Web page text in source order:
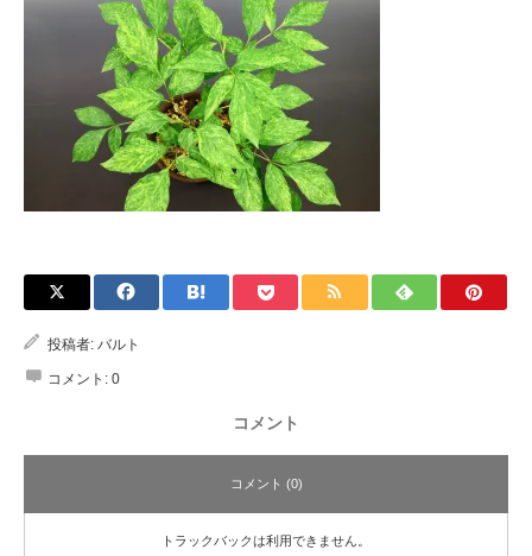
投稿者: バルト
コメント: 0
コメント
コメント (0)
トラックバックは利用できません。